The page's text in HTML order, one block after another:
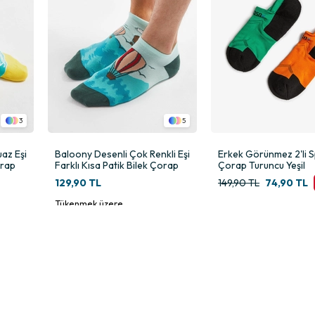
saran bu form, spor sırasında çorabın sabit kalmasına
çok kısa ne de rahatsız edici şekilde uzun olan bu yapı, spor
Taban havlu yapısı, bu yükü dengeler ve ayağın daha rahat
3
Eşi
5
Baloony Desenli Çok Renkli Eşi
Farklı Kısa Patik Bilek Çorap
129,90 TL
Tükenmek üzere
Erkek Görünmez 2'li
Çorap Turuncu Yeşil
74,90 TL
149,90 TL